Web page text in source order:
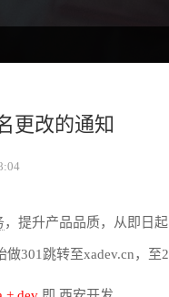
更改的通知
，提升产品品质，从即日
做301跳转至xadev.cn，